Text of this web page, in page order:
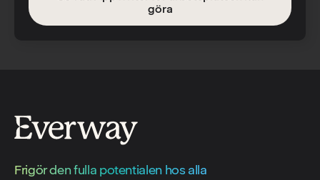
göra
Frigör den fulla potentialen hos alla